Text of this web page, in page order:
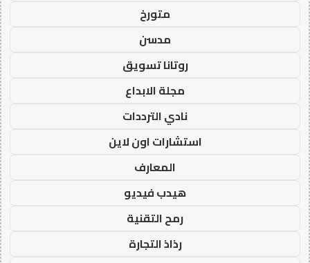
متورخ
مدسن
روتانا تسويق
مجلة الابداع
نادي الترددات
استشارات اون لاين
المعارف
هيدب فيديو
رمح التقنية
رذاذ التجارة